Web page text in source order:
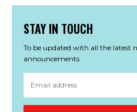
STAY IN TOUCH
To be updated with all the latest
announcements.